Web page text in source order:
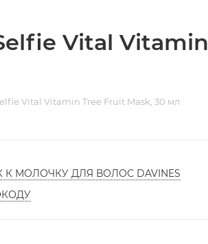
Vital Vitamin
Vital Vitamin Tree Fruit Mask, 30 мл
МОЛОЧКУ ДЛЯ ВОЛОС DAVINES